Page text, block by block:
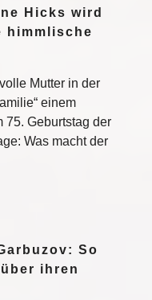
Hicks wird
himmlische
Mutter in der
einem
75. Geburtstag der
Was macht der
So
ihren